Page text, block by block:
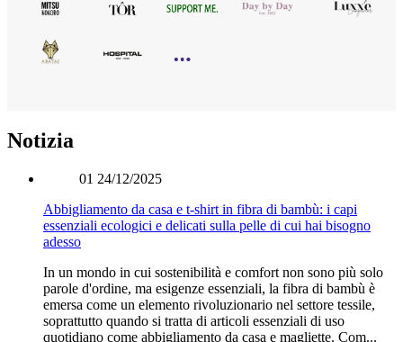
Notizia
01 24/12/2025
Abbigliamento da casa e t-shirt in fibra di bambù: i capi
essenziali ecologici e delicati sulla pelle di cui hai bisogno
adesso
In un mondo in cui sostenibilità e comfort non sono più solo
parole d'ordine, ma esigenze essenziali, la fibra di bambù è
emersa come un elemento rivoluzionario nel settore tessile,
soprattutto quando si tratta di articoli essenziali di uso
quotidiano come abbigliamento da casa e magliette. Com...